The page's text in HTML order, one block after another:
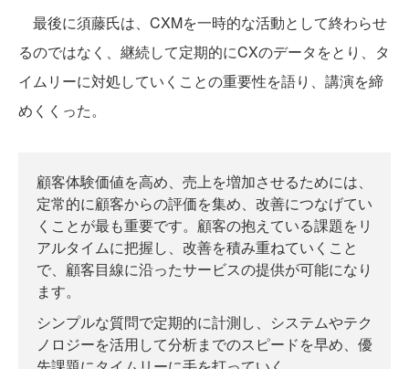
最後に須藤氏は、CXMを一時的な活動として終わらせ
るのではなく、継続して定期的にCXのデータをとり、タ
イムリーに対処していくことの重要性を語り、講演を締
めくくった。
顧客体験価値を高め、売上を増加させるためには、
定常的に顧客からの評価を集め、改善につなげてい
くことが最も重要です。顧客の抱えている課題をリ
アルタイムに把握し、改善を積み重ねていくこと
で、顧客目線に沿ったサービスの提供が可能になり
ます。
シンプルな質問で定期的に計測し、システムやテク
ノロジーを活用して分析までのスピードを早め、優